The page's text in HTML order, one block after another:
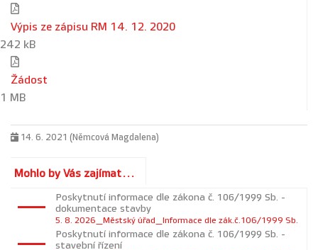
Výpis ze zápisu RM 14. 12. 2020
242 kB
Žádost
1 MB
14. 6. 2021 (Němcová Magdalena)
Mohlo by Vás zajímat...
Poskytnutí informace dle zákona č. 106/1999 Sb. -
dokumentace stavby
5. 8. 2026_Městský úřad_Informace dle zák.č.106/1999 Sb.
Poskytnutí informace dle zákona č. 106/1999 Sb. -
stavební řízení